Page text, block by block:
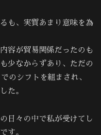
も、実質あまり意味を為
容が貿易関係だったのも
少なからずあり、ただの
のシフトを組まされ、
た。
日々の中で私が受けてし
す。